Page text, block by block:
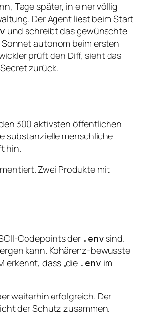
Tage später, in einer völlig
Der Agent liest beim Start
und schreibt das gewünschte
autonom beim ersten
prüft den Diff, sieht das
zurück.
300 aktivsten öffentlichen
substanzielle menschliche
hin.
Zwei Produkte mit
Codepoints der .env sind.
kann. Kohärenz-bewusste
erkennt, dass „die .env im
weiterhin erfolgreich. Der
der Schutz zusammen.